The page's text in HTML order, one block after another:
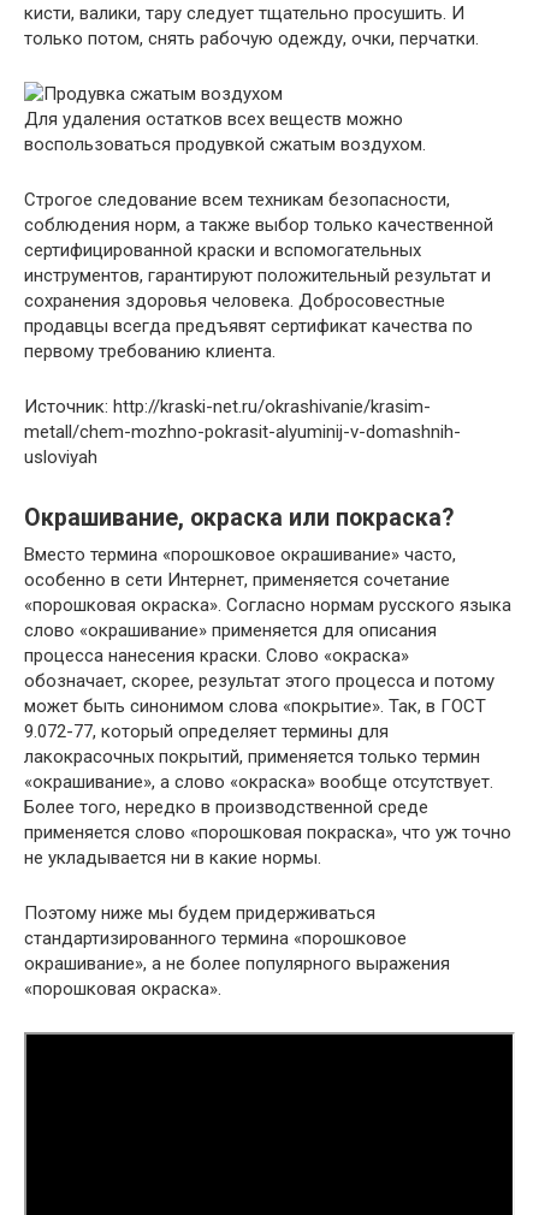
кисти, валики, тару следует тщательно просушить. И
только потом, снять рабочую одежду, очки, перчатки.
Для удаления остатков всех веществ можно
воспользоваться продувкой сжатым воздухом.
Строгое следование всем техникам безопасности,
соблюдения норм, а также выбор только качественной
сертифицированной краски и вспомогательных
инструментов, гарантируют положительный результат и
сохранения здоровья человека. Добросовестные
продавцы всегда предъявят сертификат качества по
первому требованию клиента.
Источник: http://kraski-net.ru/okrashivanie/krasim-
metall/chem-mozhno-pokrasit-alyuminij-v-domashnih-
usloviyah
Окрашивание, окраска или покраска?
Вместо термина «порошковое окрашивание» часто,
особенно в сети Интернет, применяется сочетание
«порошковая окраска». Согласно нормам русского языка
слово «окрашивание» применяется для описания
процесса нанесения краски. Слово «окраска»
обозначает, скорее, результат этого процесса и потому
может быть синонимом слова «покрытие». Так, в ГОСТ
9.072-77, который определяет термины для
лакокрасочных покрытий, применяется только термин
«окрашивание», а слово «окраска» вообще отсутствует.
Более того, нередко в производственной среде
применяется слово «порошковая покраска», что уж точно
не укладывается ни в какие нормы.
Поэтому ниже мы будем придерживаться
стандартизированного термина «порошковое
окрашивание», а не более популярного выражения
«порошковая окраска».